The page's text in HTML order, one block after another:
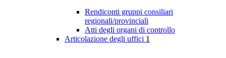
Rendiconti gruppi consiliari
regionali/provinciali
Atti degli organi di controllo
Articolazione degli uffici 1